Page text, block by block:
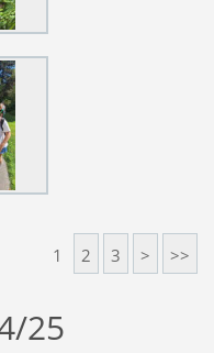
1 2 3 > >>
25